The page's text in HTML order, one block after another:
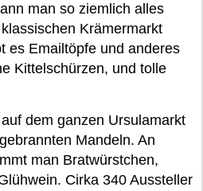
man so ziemlich alles
Krämermarkt
es Emailtöpfe und anderes
Kittelschürzen, und tolle
dem ganzen Ursulamarkt
Mandeln. An
man Bratwürstchen,
Cirka 340 Aussteller